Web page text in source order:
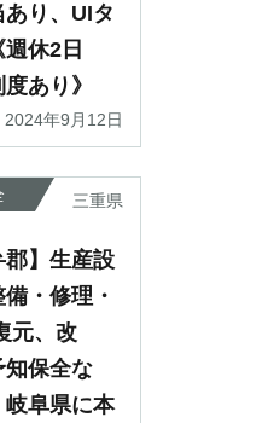
り、UIタ
休2日
あり》
2024年9月12日
三重県
郡】生産設
・修理・
元、改
知保全な
岐阜県に本